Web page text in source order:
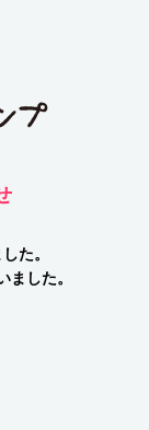
た。
した。